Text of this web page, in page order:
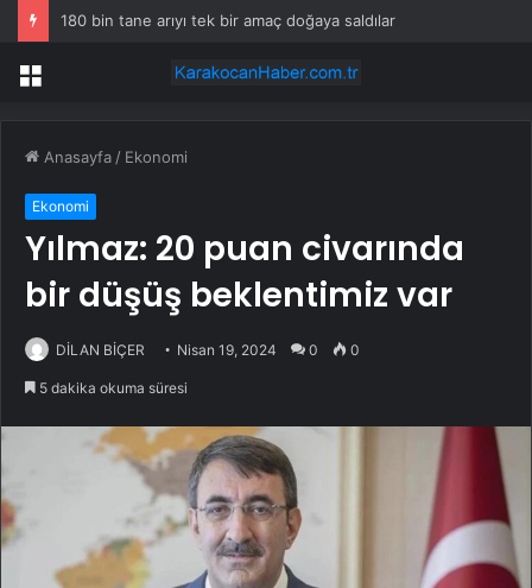
180 bin tane arıyı tek bir amaç doğaya saldılar
Menü
Anasayfa / Ekonomi
Ekonomi
Yılmaz: 20 puan civarında
bir düşüş beklentimiz var
DİLAN BİÇER Nisan 19, 2024 0 0
5 dakika okuma süresi